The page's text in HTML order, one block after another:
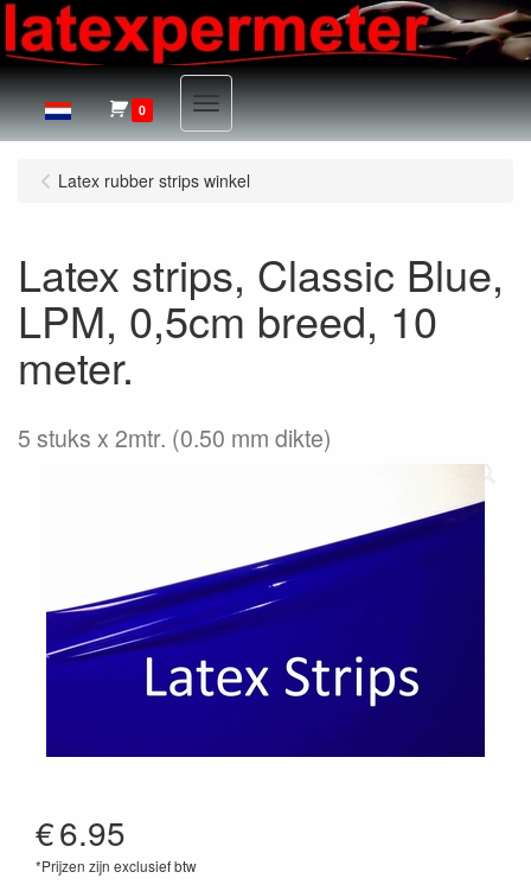
0 Menu
Latex rubber strips winkel
Latex strips, Classic Blue,
LPM, 0,5cm breed, 10
meter.
5 stuks x 2mtr. (0.50 mm dikte)
€6.95
*Prijzen zijn exclusief btw